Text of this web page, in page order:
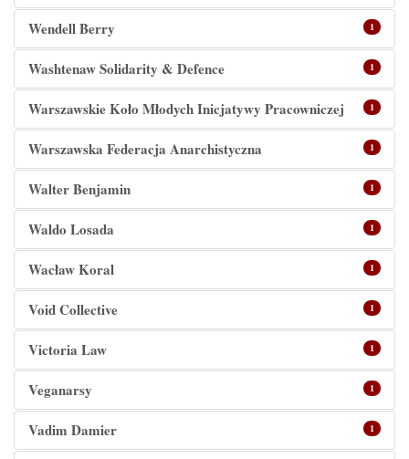
Wendell Berry 1
Washtenaw Solidarity & Defence 1
Warszawskie Koło Młodych Inicjatywy Pracowniczej 1
Warszawska Federacja Anarchistyczna 1
Walter Benjamin 1
Waldo Losada 1
Wacław Koral 1
Void Collective 1
Victoria Law 1
Veganarsy 1
Vadim Damier 1